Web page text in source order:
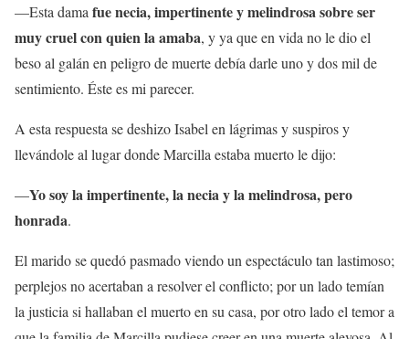
—Esta dama fue necia, impertinente y melindrosa sobre ser
muy cruel con quien la amaba, y ya que en vida no le dio el
beso al galán en peligro de muerte debía darle uno y dos mil de
sentimiento. Éste es mi parecer.
A esta respuesta se deshizo Isabel en lágrimas y suspiros y
llevándole al lugar donde Marcilla estaba muerto le dijo:
—Yo soy la impertinente, la necia y la melindrosa, pero
honrada.
El marido se quedó pasmado viendo un espectáculo tan lastimoso;
perplejos no acertaban a resolver el conflicto; por un lado temían
la justicia si hallaban el muerto en su casa, por otro lado el temor a